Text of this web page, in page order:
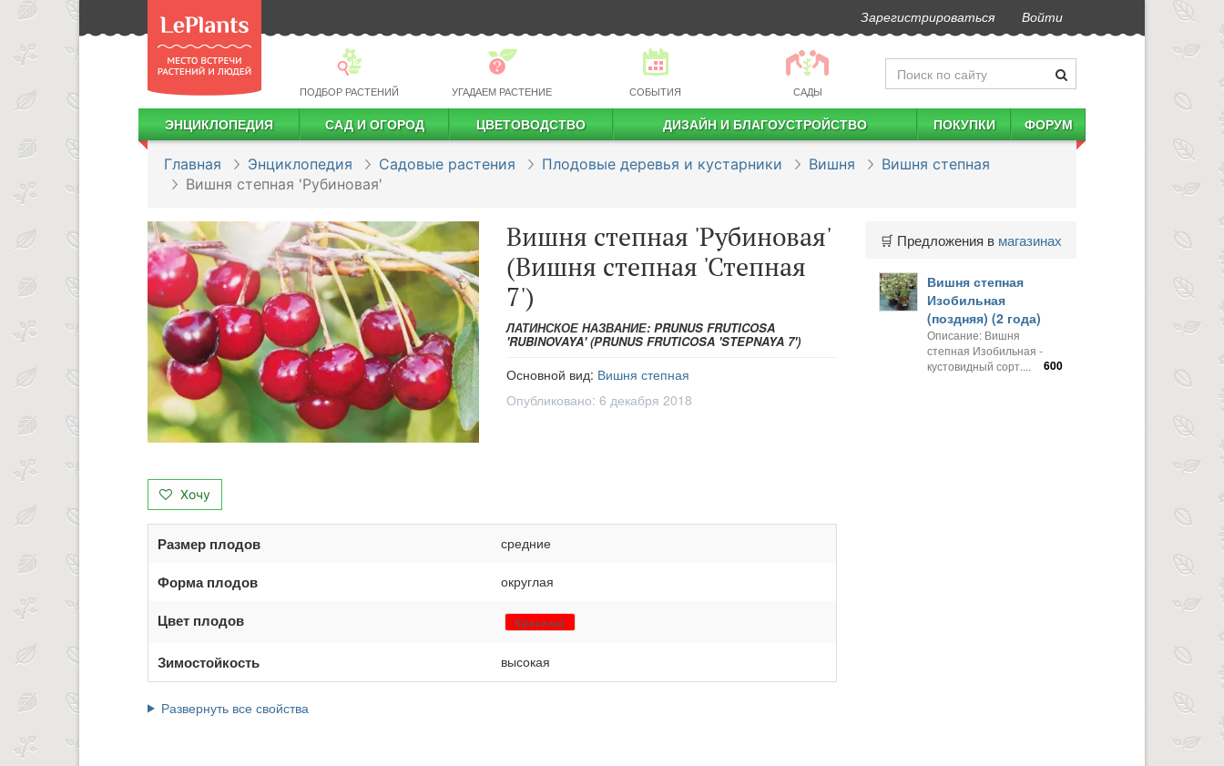
Зарегистрироваться Войти
ПОДБОР РАСТЕНИЙ УГАДАЕМ РАСТЕНИЕ СОБЫТИЯ САДЫ
ЭНЦИКЛОПЕДИЯ САД И ОГОРОД ЦВЕТОВОДСТВО ДИЗАЙН И БЛАГОУСТРОЙСТВО ПОКУПКИ ФОРУМ
Главная Энциклопедия Садовые растения Плодовые деревья и кустарники Вишня
Вишня степная
Вишня степная 'Рубиновая'
Вишня степная 'Рубиновая'
(Вишня степная 'Степная
7')
ЛАТИНСКОЕ НАЗВАНИЕ: PRUNUS FRUTICOSA
'RUBINOVAYA' (PRUNUS FRUTICOSA 'STEPNAYA 7')
Основной вид: Вишня степная
Опубликовано: 6 декабря 2018
Хочу
Размер плодов средние
Форма плодов округлая
Цвет плодов Красный
Зимостойкость высокая
Развернуть все свойства
🛒 Предложения в магазинах
Вишня степная
Изобильная
(поздняя) (2 года)
Описание: Вишня
степная Изобильная -
кустовидный сорт....
600